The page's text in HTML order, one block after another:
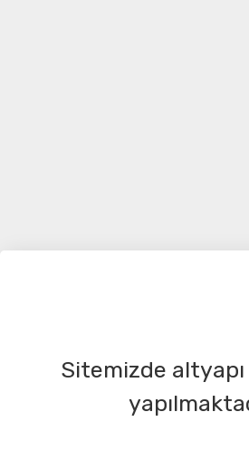
Sitemizde altyapı